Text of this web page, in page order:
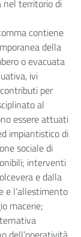
territorio di
contiene
della
o evacuata
ivi
per
al
essere attuati
impiantistico di
sociale di
interventi
e dalla
e l’allestimento
macerie;